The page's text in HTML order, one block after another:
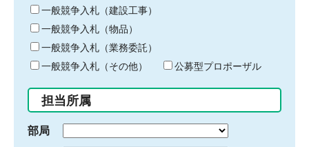
キ
ー
ワ
ー
ド
入
力
一般競争入札（建設工事）
一般競争入札（物品）
一般競争入札（業務委託）
一般競争入札（その他）
公募型プロポーザル
担当所属
部局